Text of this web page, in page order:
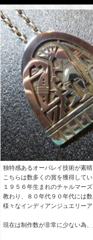
独特感あるオーバレイ技術が素
こちらは数多くの賞を獲得して
１９５６年生まれのチャルマー
教わり、８０年代９０年代には
様々なインディアンジュエリー
現在は制作数が非常に少ない為